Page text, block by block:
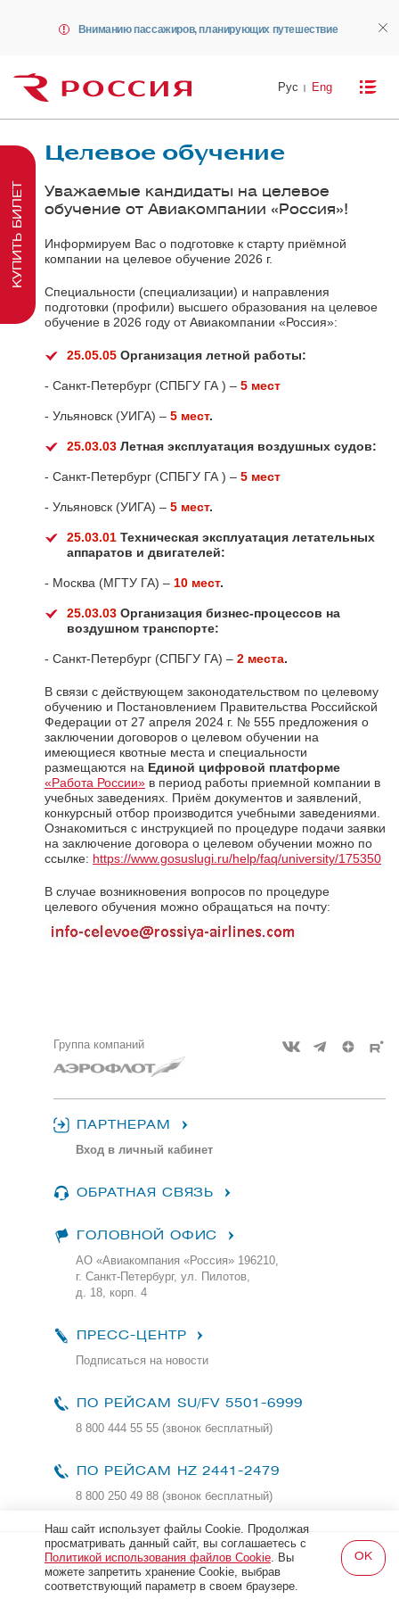
Вниманию пассажиров, планирующих путешествие
Рус Eng
Целевое обучение
Уважаемые кандидаты на целевое
обучение от Авиакомпании «Россия»!
Информируем Вас о подготовке к старту приёмной
компании на целевое обучение 2026 г.
Специальности (специализации) и направления
подготовки (профили) высшего образования на целевое
обучение в 2026 году от Авиакомпании «Россия»:
25.05.05 Организация летной работы:
- Санкт-Петербург (СПБГУ ГА ) – 5 мест
- Ульяновск (УИГА) – 5 мест.
25.03.03 Летная эксплуатация воздушных судов:
- Санкт-Петербург (СПБГУ ГА ) – 5 мест
- Ульяновск (УИГА) – 5 мест.
25.03.01 Техническая эксплуатация летательных
аппаратов и двигателей:
- Москва (МГТУ ГА) – 10 мест.
25.03.03 Организация бизнес-процессов на
воздушном транспорте:
- Санкт-Петербург (СПБГУ ГА) – 2 места.
В связи с действующем законодательством по целевому
обучению и Постановлением Правительства Российской
Федерации от 27 апреля 2024 г. № 555 предложения о
заключении договоров о целевом обучении на
имеющиеся квотные места и специальности
размещаются на Единой цифровой платформе
«Работа России» в период работы приемной компании в
учебных заведениях. Приём документов и заявлений,
конкурсный отбор производится учебными заведениями.
Ознакомиться с инструкцией по процедуре подачи заявки
на заключение договора о целевом обучении можно по
ссылке: https://www.gosuslugi.ru/help/faq/university/175350
В случае возникновения вопросов по процедуре
целевого обучения можно обращаться на почту:
Группа компаний
ПАРТНЕРАМ
Вход в личный кабинет
ОБРАТНАЯ СВЯЗЬ
ГОЛОВНОЙ ОФИС
АО «Авиакомпания «Россия» 196210,
г. Санкт-Петербург, ул. Пилотов,
д. 18, корп. 4
ПРЕСС-ЦЕНТР
Подписаться на новости
ПО РЕЙСАМ SU/FV 5501-6999
8 800 444 55 55 (звонок бесплатный)
ПО РЕЙСАМ HZ 2441-2479
8 800 250 49 88 (звонок бесплатный)
Все права защищены и охраняются законом
2026, Авиакомпания «Россия»
КУПИТЬ БИЛЕТ
Наш сайт использует файлы Cookie. Продолжая
просматривать данный сайт, вы соглашаетесь с
Политикой использования файлов Cookie. Вы
можете запретить хранение Cookie, выбрав
соответствующий параметр в своем браузере.